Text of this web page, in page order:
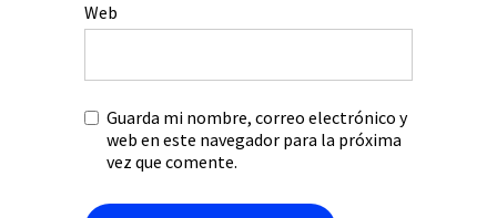
Web
Guarda mi nombre, correo electrónico y
web en este navegador para la próxima
vez que comente.